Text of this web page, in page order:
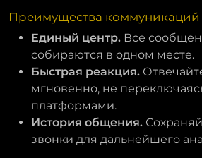
Преимущества коммуникаций
Единый центр. Все
собираются в одном месте.
Быстрая реакция.
мгновенно, не
платформами.
История общения.
звонки для дальнейшего